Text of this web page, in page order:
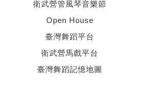
衛武營管風琴音樂節
Open House
臺灣舞蹈平台
衛武營馬戲平台
臺灣舞蹈記憶地圖